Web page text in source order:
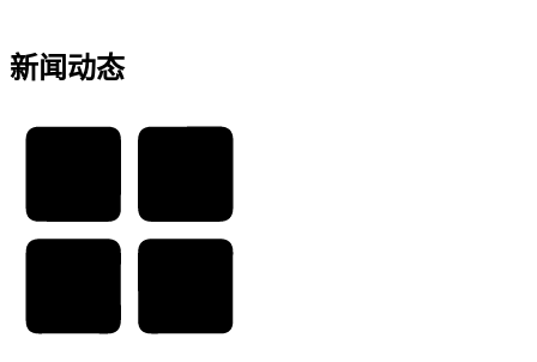
新闻动态